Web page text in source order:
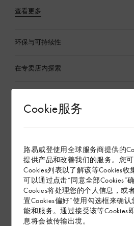
Cookie服务
路易威登使用全球服务商提供的
提供产品和改善我们的服务。您
Cookies列表以了解该等Cookies
可以通过点击“同意全部Cookies”
Cookies将处理您的个人信息，或
置Cookies偏好”使用勾选框来确认
能和服务。通过接受该等Cookies
息将会被传输出境。
查看更多
环保与可持续性
在专卖店内探索
配送 & 退货